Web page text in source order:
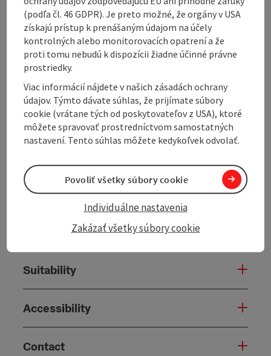
the route only takes around an hour to complete, you
can look forward to some wonderful relaxation in the
midst of forests and meadows.
The hike begins in the center of Senftenbach. From
here, follow the well-signposted path towards
...
Display complete description
Tour and route information
Suitability
Accessibility
Contact
(podľa čl. 46 GDPR). Je preto možné, že orgány v USA
získajú prístup k prenášaným údajom na účely
kontrolných alebo monitorovacích opatrení a že
proti tomu nebudú k dispozícii žiadne účinné právne
prostriedky.
Viac informácií nájdete v našich zásadách ochrany
údajov. Týmto dávate súhlas, že prijímate súbory
cookie (vrátane tých od poskytovateľov z USA), ktoré
môžete spravovať prostredníctvom samostatných
nastavení. Tento súhlas môžete kedykoľvek odvolať.
Zakázať všetky súbory cookie
Individuálne nastavenia
Povoliť všetky súbory cookie